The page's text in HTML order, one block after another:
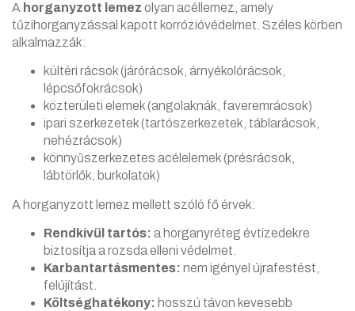
A horganyzott lemez olyan acéllemez, amely
tűzihorganyzással kapott korrózióvédelmet. Széles körben
alkalmazzák:
kültéri rácsok (járórácsok, árnyékolórácsok,
lépcsőfokrácsok)
közterületi elemek (angolaknák, faveremrácsok)
ipari szerkezetek (tartószerkezetek, táblarácsok,
nehézrácsok)
könnyűszerkezetes acélelemek (présrácsok,
lábtörlők, burkolatok)
A horganyzott lemez mellett szóló fő érvek:
Rendkívül tartós: a horganyréteg évtizedekre
biztosítja a rozsda elleni védelmet.
Karbantartásmentes: nem igényel újrafestést,
felújítást.
Költséghatékony: hosszú távon kevesebb